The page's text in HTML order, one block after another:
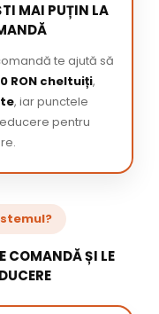
MAI PUȚIN LA
te ajută să
RON cheltuiți,
, iar punctele
pentru
COMANDĂ ȘI LE